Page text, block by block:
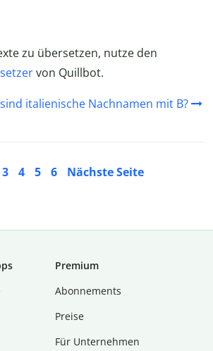
zu übersetzen, nutze den
von Quillbot.
italienische Nachnamen mit B?
3 4 5 6 Nächste Seite
Premium
Abon­ne­ments
Preise
Für Unternehmen